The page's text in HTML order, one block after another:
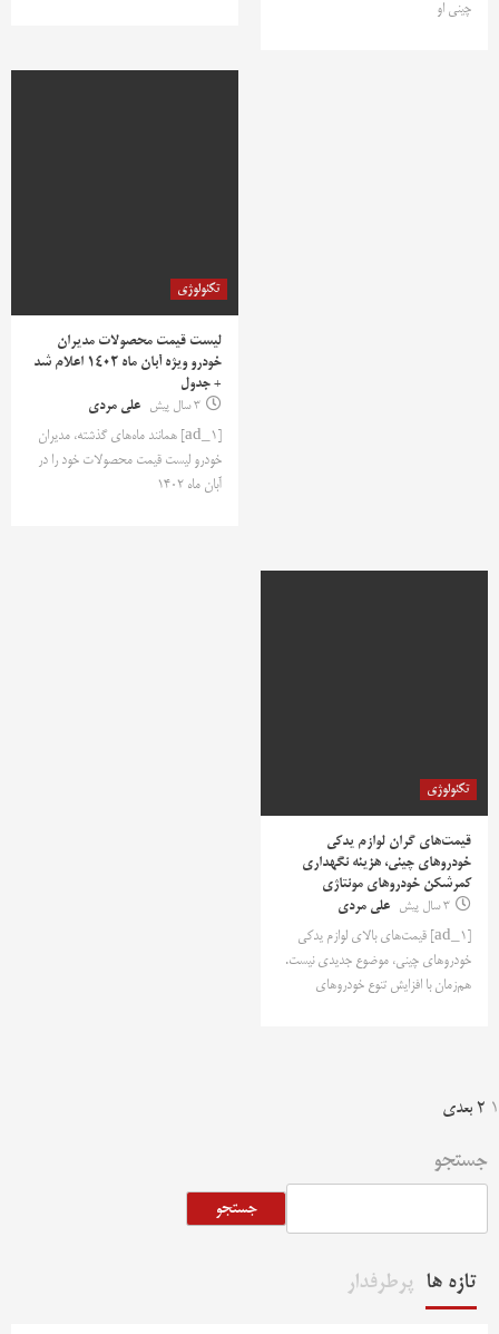
چینی او
تکنولوژی
لیست قیمت محصولات مدیران
خودرو ویژه آبان ماه 1402 اعلام شد
+ جدول
3 سال پیش
علی مردی
[ad_1] همانند ماه‌های گذشته، مدیران
خودرو لیست قیمت محصولات خود را در
آبان ماه 1402
تکنولوژی
قیمت‌های گران لوازم یدکی
خودروهای چینی، هزینه نگهداری
کمرشکن خودروهای مونتاژی
3 سال پیش
علی مردی
[ad_1] قیمت‌های بالای لوازم یدکی
خودروهای چینی، موضوع جدیدی نیست.
هم‌زمان با افزایش تنوع خودروهای
صفحه‌بندی
نوشته‌ها
1
2 بعدی
جستجو
جستجو
تازه ها پرطرفدار